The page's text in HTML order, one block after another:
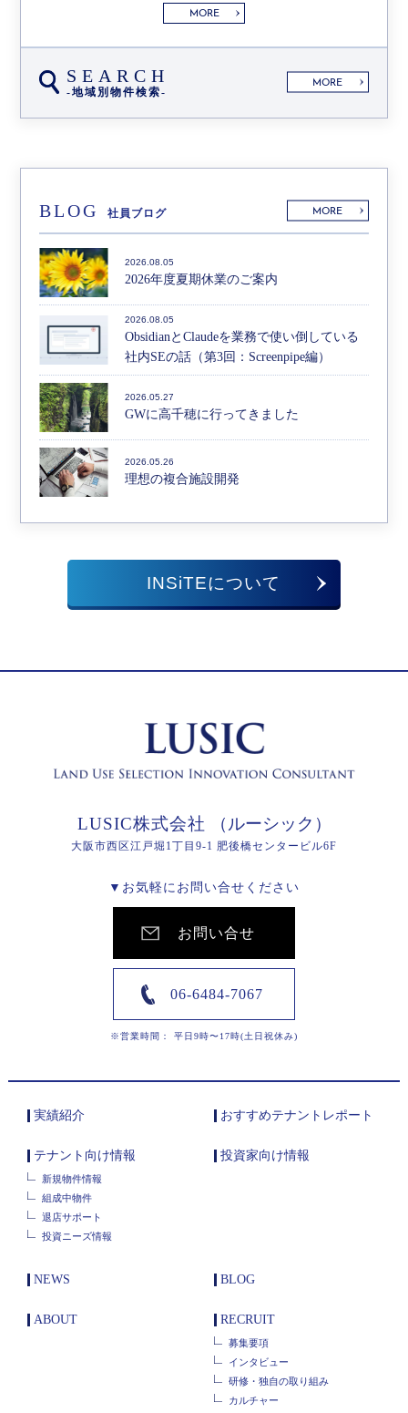
MORE
SEARCH
-地域別物件検索-
MORE
BLOG 社員ブログ MORE
2026.08.05
2026年度夏期休業のご案内
2026.08.05
ObsidianとClaudeを業務で使い倒している
社内SEの話（第3回：Screenpipe編）
2026.05.27
GWに高千穂に行ってきました
2026.05.26
理想の複合施設開発
INSiTEについて
LUSIC株式会社 （ルーシック）
大阪市西区江戸堀1丁目9-1 肥後橋センタービル6F
▼お気軽にお問い合せください
お問い合せ
06-6484-7067
※営業時間： 平日9時〜17時(土日祝休み)
実績紹介 おすすめテナントレポート
テナント向け情報
新規物件情報
組成中物件
退店サポート
投資ニーズ情報
投資家向け情報
NEWS BLOG
ABOUT RECRUIT
募集要項
インタビュー
研修・独自の取り組み
カルチャー